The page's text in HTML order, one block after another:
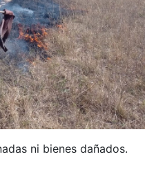
ni bienes dañados.